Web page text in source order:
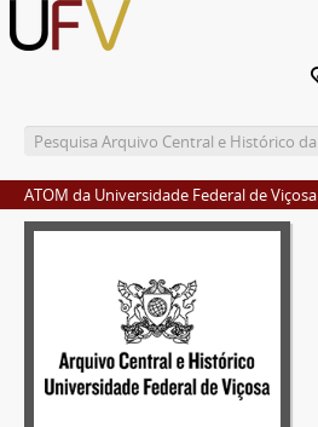
ATOM da Universidade Federal de Viçosa